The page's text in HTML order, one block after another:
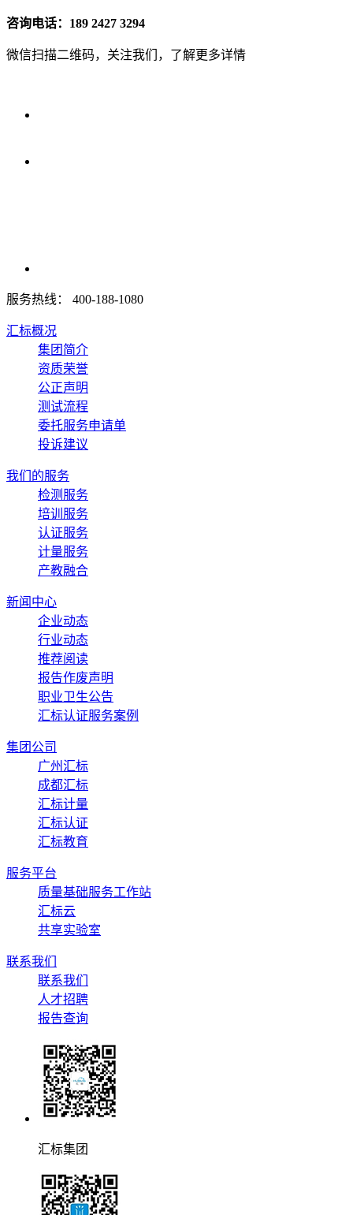
咨询电话：189 2427 3294
微信扫描二维码，关注我们，了解更多详情
服务热线： 400-188-1080
汇标概况
集团简介
资质荣誉
公正声明
测试流程
委托服务申请单
投诉建议
我们的服务
检测服务
培训服务
认证服务
计量服务
产教融合
新闻中心
企业动态
行业动态
推荐阅读
报告作废声明
职业卫生公告
汇标认证服务案例
集团公司
广州汇标
成都汇标
汇标计量
汇标认证
汇标教育
服务平台
质量基础服务工作站
汇标云
共享实验室
联系我们
联系我们
人才招聘
报告查询
汇标集团